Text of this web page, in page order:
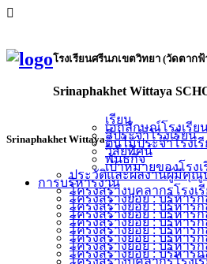
โรงเรียนศรีนภเขตวิทยา (วัดตากฟ้
Srinaphakhet Wittaya
Srinaphakhet Wittaya
เรียน
เอกลักษณ์โรงเรีย
สีประจำโรงเรียน
ต้นไม้ประจำโรงเ
วิสัยทัศน์
พันธกิจ
เป้าหมายของโรง
ประวัติและผลงานผู้มีคุณู
การบริหารงาน
โครงสร้างบุคลากรโรงเ
โครงสร้างย่อย : บริหาร
โครงสร้างย่อย : บริหาร
โครงสร้างย่อย : บริหาร
โครงสร้างย่อย : บริหาร
โครงสร้างย่อย : บริหาร
โครงสร้างย่อย : บริหาร
โครงสร้างย่อย : บริหาร
โครงสร้างย่อย : บริหาร
โครงสร้างบุคลากรโรงเ